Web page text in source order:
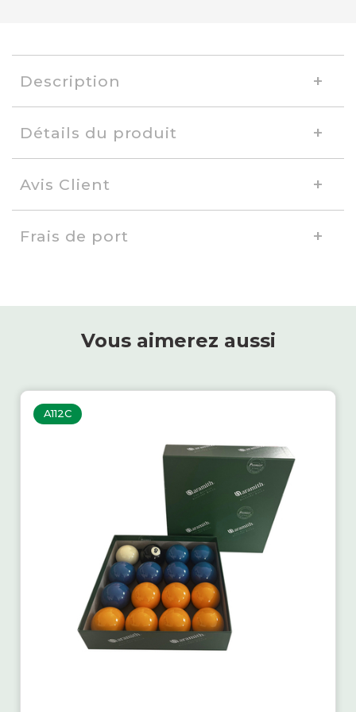
Description
Détails du produit
Avis Client
Frais de port
Vous aimerez aussi
A112C